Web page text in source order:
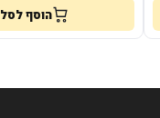
הוסף לסל